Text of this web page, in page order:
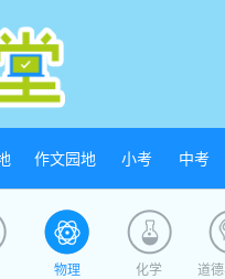
作文园地 小考 中考
物理 化学 道